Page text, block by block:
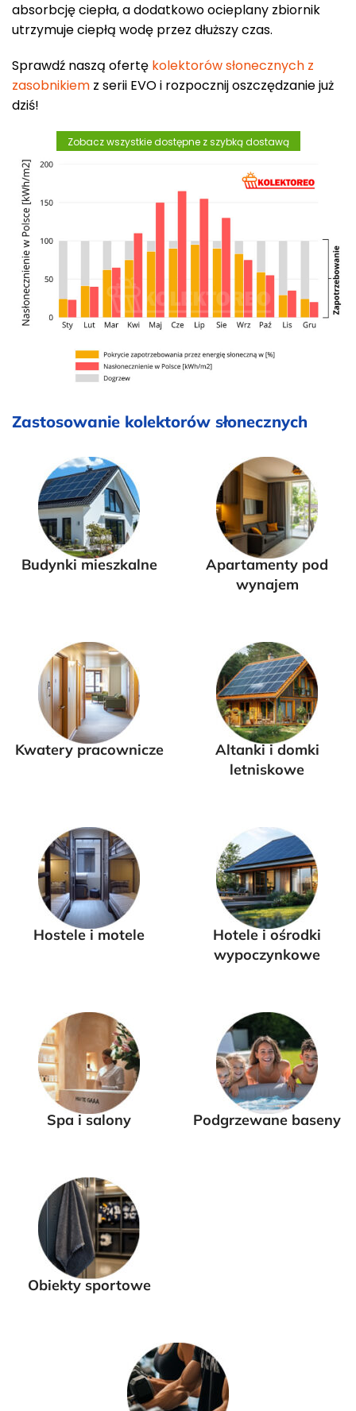
absorbcję ciepła, a dodatkowo ocieplany zbiornik
utrzymuje ciepłą wodę przez dłuższy czas.
Sprawdź naszą ofertę kolektorów słonecznych z
zasobnikiem z serii EVO i rozpocznij oszczędzanie już
dziś!
Zobacz wszystkie dostępne z szybką dostawą
Zastosowanie kolektorów słonecznych
Budynki mieszkalne
Apartamenty pod
wynajem
Kwatery pracownicze
Altanki i domki
letniskowe
Hostele i motele
Hotele i ośrodki
wypoczynkowe
Spa i salony Podgrzewane baseny
Obiekty sportowe